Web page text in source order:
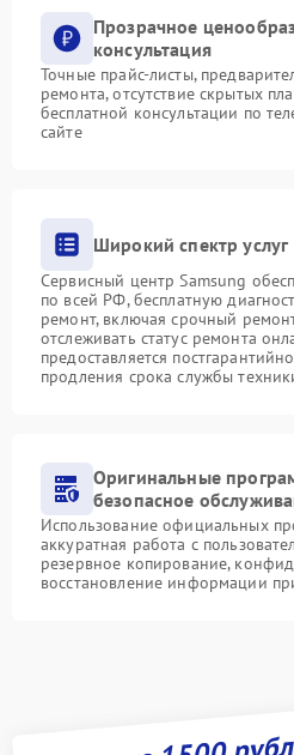
Прозрачное
консультация
Точные прайс-листы,
ремонта, отсутствие скрытых
бесплатной консультации по
сайте
Широкий спектр услуг
Сервисный центр Samsung
по всей РФ, бесплатную
ремонт, включая срочный
отслеживать статус ремонта
предоставляется
продления срока службы
Оригинальные
безопасное
Использование официальных
аккуратная работа с
резервное копирование,
восстановление информации